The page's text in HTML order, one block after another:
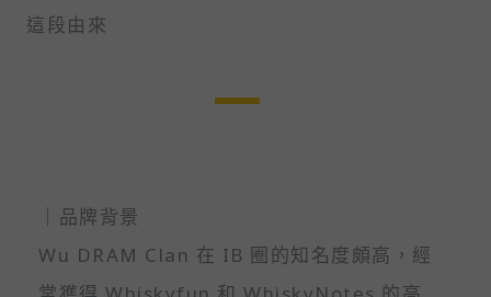
這段由來
｜品牌背景
Wu DRAM Clan 在 IB 圈的知名度頗高，經